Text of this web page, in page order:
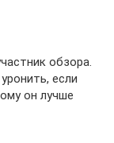
обзора.
если
он лучше